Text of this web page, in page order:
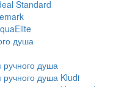
Standard
душа
душа
душа Kludi